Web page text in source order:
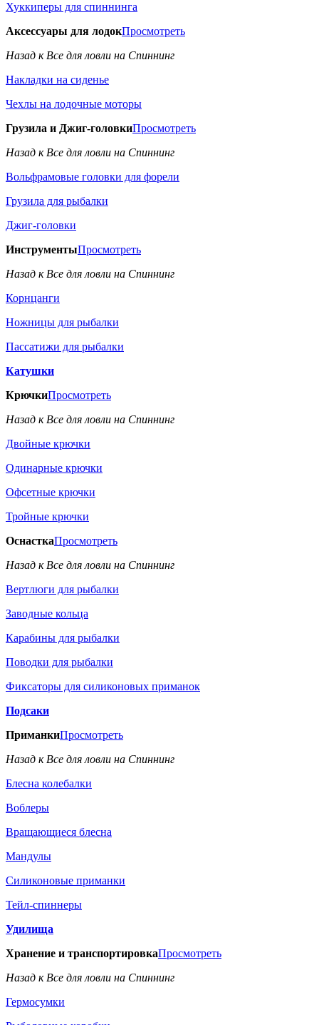
Хуккиперы для спиннинга
Аксессуары для лодокПросмотреть
Назад к Все для ловли на Спиннинг
Накладки на сиденье
Чехлы на лодочные моторы
Грузила и Джиг-головкиПросмотреть
Назад к Все для ловли на Спиннинг
Вольфрамовые головки для форели
Грузила для рыбалки
Джиг-головки
ИнструментыПросмотреть
Назад к Все для ловли на Спиннинг
Корнцанги
Ножницы для рыбалки
Пассатижи для рыбалки
Катушки
КрючкиПросмотреть
Назад к Все для ловли на Спиннинг
Двойные крючки
Одинарные крючки
Офсетные крючки
Тройные крючки
ОснасткаПросмотреть
Назад к Все для ловли на Спиннинг
Вертлюги для рыбалки
Заводные кольца
Карабины для рыбалки
Поводки для рыбалки
Фиксаторы для силиконовых приманок
Подсаки
ПриманкиПросмотреть
Назад к Все для ловли на Спиннинг
Блесна колебалки
Воблеры
Вращающиеся блесна
Мандулы
Силиконовые приманки
Тейл-спиннеры
Удилища
Хранение и транспортировкаПросмотреть
Назад к Все для ловли на Спиннинг
Гермосумки